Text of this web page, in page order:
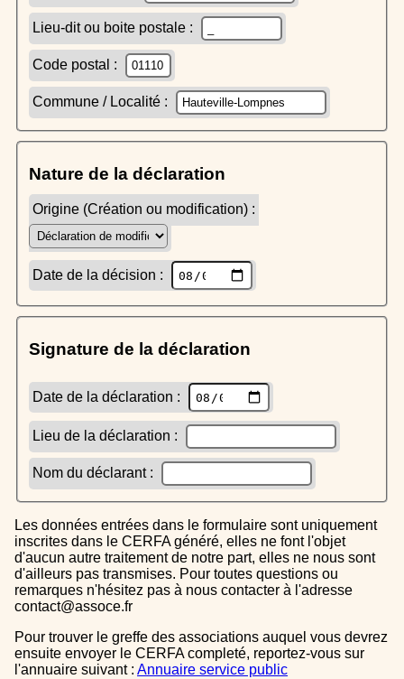
Lieu-dit ou boite postale :
Code postal :
Commune / Localité :
Nature de la déclaration
Origine (Création ou modification) :
Date de la décision :
Signature de la déclaration
Date de la déclaration :
Lieu de la déclaration :
Nom du déclarant :
Les données entrées dans le formulaire sont uniquement
inscrites dans le CERFA généré, elles ne font l'objet
d'aucun autre traitement de notre part, elles ne nous sont
d'ailleurs pas transmises. Pour toutes questions ou
remarques n'hésitez pas à nous contacter à l'adresse
contact@assoce.fr
Pour trouver le greffe des associations auquel vous devrez
ensuite envoyer le CERFA completé, reportez-vous sur
l'annuaire suivant : Annuaire service public